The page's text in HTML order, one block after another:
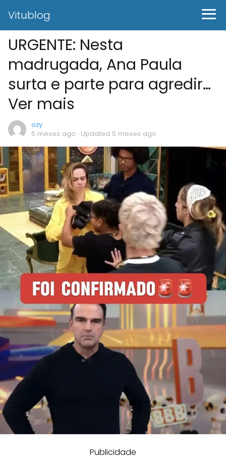
Vitublog
URGENTE: Nesta
madrugada, Ana Paula
surta e parte para agredir…
Ver mais
ozy
5 meses ago · Updated 5 meses ago
Publicidade